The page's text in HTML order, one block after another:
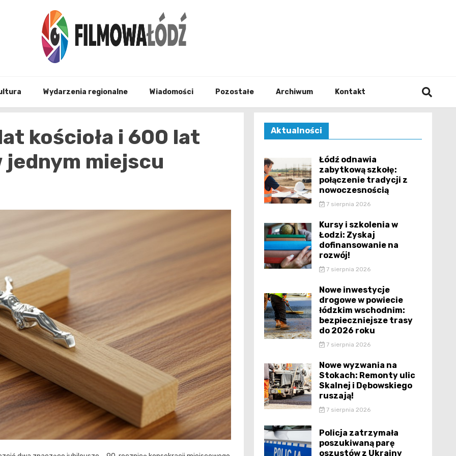
Wydarzenia regionalne Wiadomości Pozostałe Archiwum Kontakt
kościoła i 600 lat
jednym miejscu
Aktualności
Łódź odnawia
zabytkową szkołę:
połączenie tradycji z
nowoczesnością
7 sierpnia 2026
Kursy i szkolenia w
Łodzi: Zyskaj
dofinansowanie na
rozwój!
7 sierpnia 2026
Nowe inwestycje
drogowe w powiecie
łódzkim wschodnim:
bezpieczniejsze trasy
do 2026 roku
7 sierpnia 2026
Nowe wyzwania na
Stokach: Remonty ulic
Skalnej i Dębowskiego
ruszają!
7 sierpnia 2026
Policja zatrzymała
poszukiwaną parę
oszustów z Ukrainy